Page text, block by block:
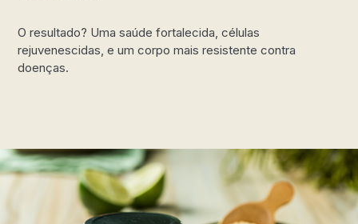
O resultado? Uma saúde fortalecida, células
rejuvenescidas, e um corpo mais resistente contra
doenças.